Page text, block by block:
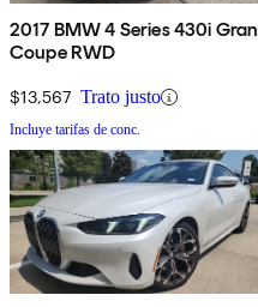
2017 BMW 4 Series 430i Gran
Coupe RWD
$13,567 Trato justo
Incluye tarifas de conc.